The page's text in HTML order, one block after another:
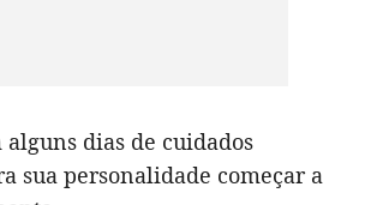
alguns dias de cuidados
sua personalidade começar a